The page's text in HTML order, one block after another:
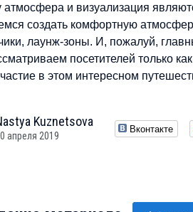
атмосфера и визуализация
создать комфортную
лаунж-зоны. И, пожалуй,
посетителей только
в этом интересном
Kuznetsova
апреля 2019
Вконтакте